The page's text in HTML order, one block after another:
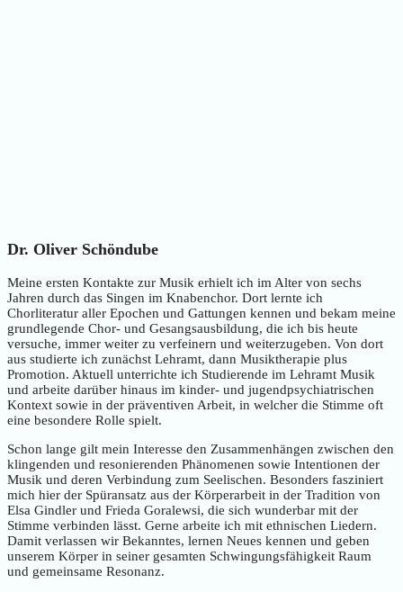
Dr. Oliver Schöndube
Meine ersten Kontakte zur Musik erhielt ich im Alter von sechs
Jahren durch das Singen im Knabenchor. Dort lernte ich
Chorliteratur aller Epochen und Gattungen kennen und bekam meine
grundlegende Chor- und Gesangsausbildung, die ich bis heute
versuche, immer weiter zu verfeinern und weiterzugeben. Von dort
aus studierte ich zunächst Lehramt, dann Musiktherapie plus
Promotion. Aktuell unterrichte ich Studierende im Lehramt Musik
und arbeite darüber hinaus im kinder- und jugendpsychiatrischen
Kontext sowie in der präventiven Arbeit, in welcher die Stimme oft
eine besondere Rolle spielt.
Schon lange gilt mein Interesse den Zusammenhängen zwischen den
klingenden und resonierenden Phänomenen sowie Intentionen der
Musik und deren Verbindung zum Seelischen. Besonders fasziniert
mich hier der Spüransatz aus der Körperarbeit in der Tradition von
Elsa Gindler und Frieda Goralewsi, die sich wunderbar mit der
Stimme verbinden lässt. Gerne arbeite ich mit ethnischen Liedern.
Damit verlassen wir Bekanntes, lernen Neues kennen und geben
unserem Körper in seiner gesamten Schwingungsfähigkeit Raum
und gemeinsame Resonanz.